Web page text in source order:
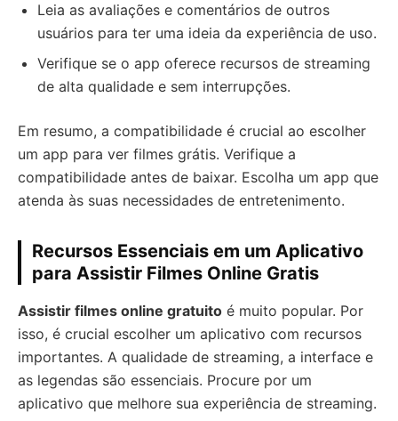
Leia as avaliações e comentários de outros
usuários para ter uma ideia da experiência de uso.
Verifique se o app oferece recursos de streaming
de alta qualidade e sem interrupções.
Em resumo, a compatibilidade é crucial ao escolher
um app para ver filmes grátis. Verifique a
compatibilidade antes de baixar. Escolha um app que
atenda às suas necessidades de entretenimento.
Recursos Essenciais em um Aplicativo
para Assistir Filmes Online Gratis
Assistir filmes online gratuito é muito popular. Por
isso, é crucial escolher um aplicativo com recursos
importantes. A qualidade de streaming, a interface e
as legendas são essenciais. Procure por um
aplicativo que melhore sua experiência de streaming.